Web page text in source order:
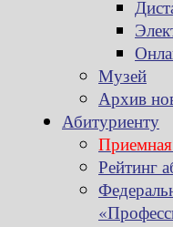
Музей
Архив
Абитуриенту
Рейтинг